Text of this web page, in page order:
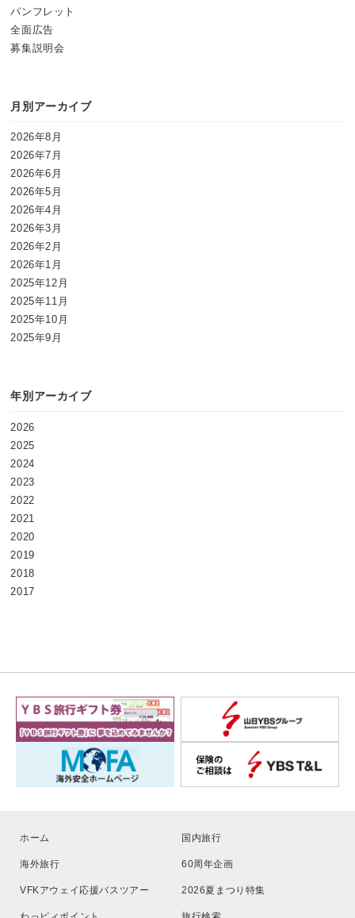
パンフレット
全面広告
募集説明会
月別アーカイブ
2026年8月
2026年7月
2026年6月
2026年5月
2026年4月
2026年3月
2026年2月
2026年1月
2025年12月
2025年11月
2025年10月
2025年9月
年別アーカイブ
2026
2025
2024
2023
2022
2021
2020
2019
2018
2017
ホーム 国内旅行
海外旅行 60周年企画
VFKアウェイ応援バスツアー 2026夏まつり特集
わっピィポイント 旅行検索